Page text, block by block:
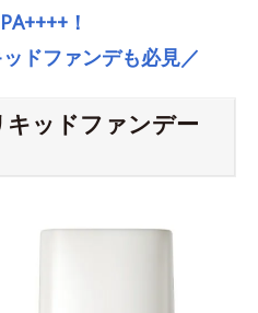
！
ドファンデも必見／
ッドファンデー